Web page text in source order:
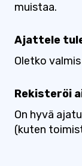
muistaa.
Ajattele
Oletko
Rekisteröi
On hyvä
(kuten